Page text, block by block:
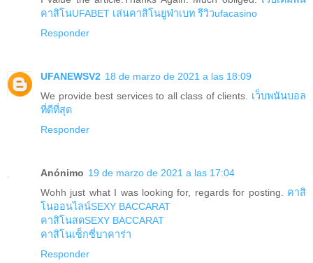
คาสิโนUFABET เล่นคาสิโนยูฟ่าเบท รีวิวufacasino
Responder
UFANEWSV2 18 de marzo de 2021 a las 18:09
We provide best services to all class of clients. เว็บพนันบอล
ที่ดีที่สุด
Responder
Anónimo 19 de marzo de 2021 a las 17:04
Wohh just what I was looking for, regards for posting. คาสิ
โนออนไลน์SEXY BACCARAT
คาสิโนสดSEXY BACCARAT
คาสิโนเซ็กซี่บาคาร่า
Responder